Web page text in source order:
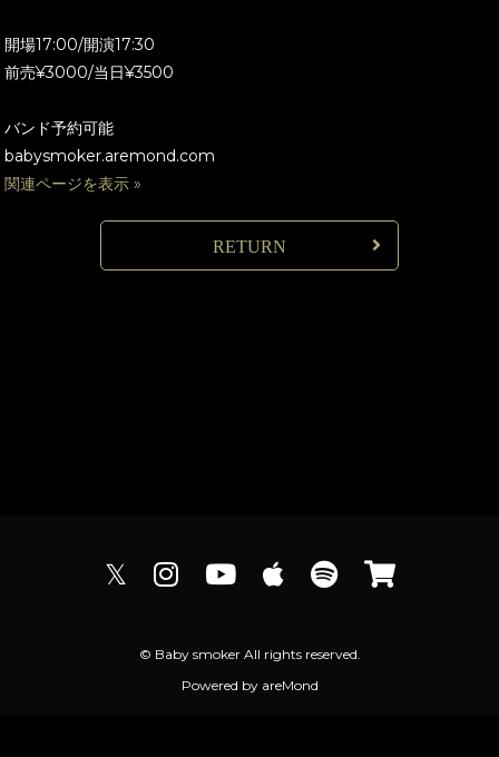
開場17:00/開演17:30
前売¥3000/当日¥3500
バンド予約可能
babysmoker.aremond.com
関連ページを表示 »
RETURN
𝕏
© Baby smoker All rights reserved.
Powered by areMond